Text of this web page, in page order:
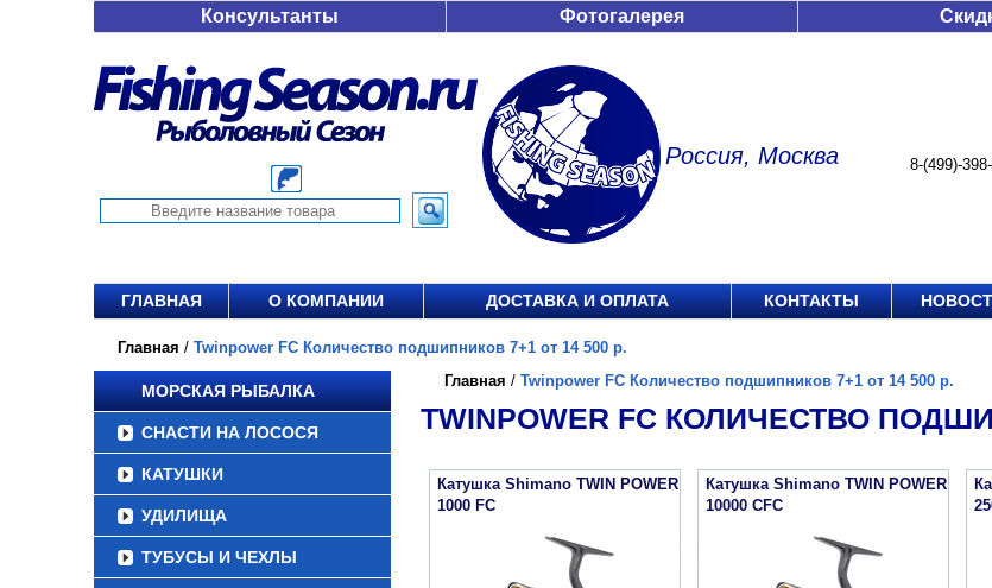
Консультанты Фотогалерея
Россия, Москва 8-(499)-
ГЛАВНАЯ О КОМПАНИИ ДОСТАВКА И ОПЛАТА КОНТАКТЫ
Главная / Twinpower FC Количество подшипников 7+1 от 14 500 р.
МОРСКАЯ РЫБАЛКА
СНАСТИ НА ЛОСОСЯ
КАТУШКИ
УДИЛИЩА
ТУБУСЫ И ЧЕХЛЫ
Главная / Twinpower FC Количество подшипников 7+1 от 14 500 р.
TWINPOWER FC КОЛИЧЕСТВО
Катушка Shimano TWIN POWER
1000 FC
Катушка Shimano TWIN POWER
10000 CFC